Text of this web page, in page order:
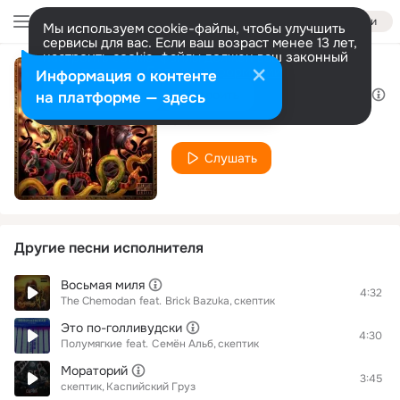
Войти
Мы используем cookie-файлы, чтобы улучшить
сервисы для вас. Если ваш возраст менее 13 лет,
настроить cookie-файлы должен ваш законный
представитель. Больше информации
Разрешить все Настроить
скептик
Слушать
Другие песни исполнителя
Восьмая миля
The Chemodan feat. Brick Bazuka скептик
4:32
Это по-голливудски
Полумягкие feat. Семён Альб скептик
4:30
Мораторий
скептик Каспийский Груз
3:45
Информация о контенте
на платформе — здесь